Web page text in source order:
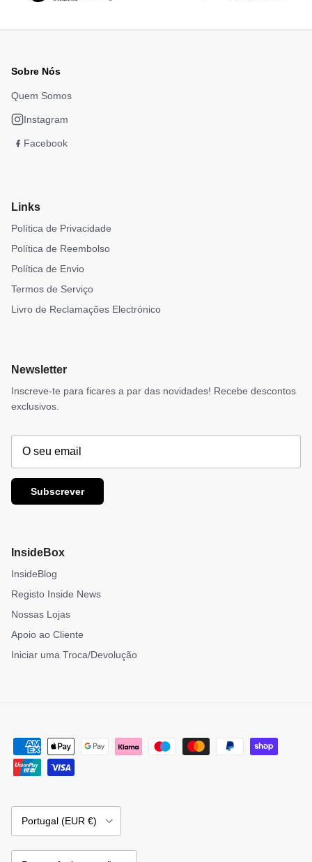
Sobre Nós
Quem Somos
Instagram
Facebook
Links
Política de Privacidade
Política de Reembolso
Política de Envio
Termos de Serviço
Livro de Reclamações Electrónico
Newsletter
Inscreve-te para ficares a par das novidades! Recebe descontos
exclusivos.
Subscrever
InsideBox
InsideBlog
Registo Inside News
Nossas Lojas
Apoio ao Cliente
Iniciar uma Troca/Devolução
País/Região
Portugal (EUR €)
Idioma